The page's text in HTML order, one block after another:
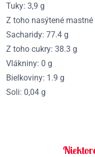
Tuky: 3,9 g
Z toho nasýtené mastné
Sacharidy: 77.4 g
Z toho cukry: 38.3 g
Vlákniny: 0 g
Bielkoviny: 1.9 g
Soli: 0,04 g